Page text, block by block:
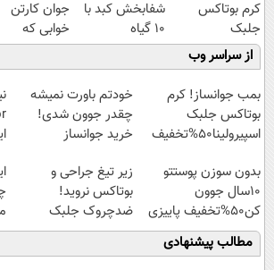
کرم بوتاکس
جلبک
اسپیرولینا50%تخفیف
شفابخش کبد با
10 گیاه
موثر(تخفیف تا
امشب)
جوان کارتن
خوابی که
میلیاردر شد.
آموزش
از سراسر وب
بمب جوانساز! کرم
بوتاکس جلبک
اسپیرولینا50%تخفیف
خودتم باورت نمیشه
چقدر جوون شدی!
خرید جوانساز
ویژه
بدون سوزن پوستتو
10سال جوون
کن50%تخفیف پاییزی
زیر تیغ جراحی و
بوتاکس نروید!
ضدچروک جلبک
با40%تخفیف
مطالب پیشنهادی